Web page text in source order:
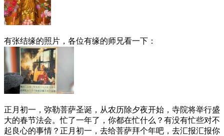
有张结缘的照片，各位有缘的师兄看一下：
正月初一，弥勒菩萨圣诞，从农历除夕夜开始，寺院将举行盛
大的春节法会。忙了一年了，你都在忙什么？有没有忙些对不
起良心的事情？正月初一，去给菩萨拜个年吧，去汇报汇报你